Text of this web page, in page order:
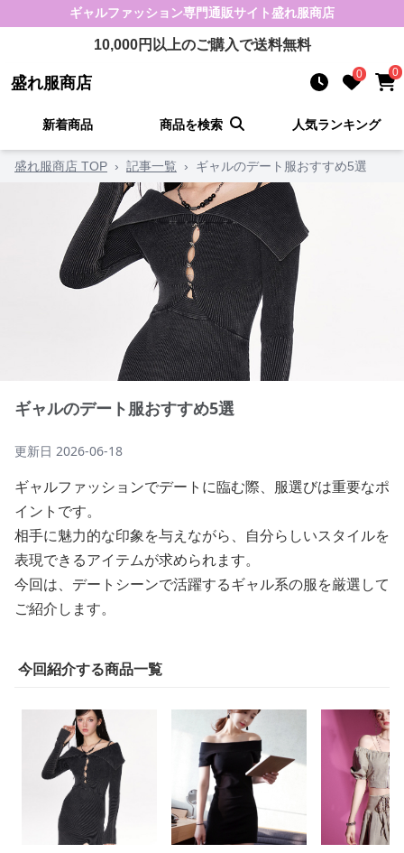
ギャルファッション専門通販サイト盛れ服商店
10,000円以上のご購入で送料無料
盛れ服商店 0 0
新着商品 商品を検索 人気ランキング
盛れ服商店 TOP › 記事一覧 › ギャルのデート服おすすめ5選
ギャルのデート服おすすめ5選
更新日 2026-06-18
ギャルファッションでデートに臨む際、服選びは重要なポ
イントです。
相手に魅力的な印象を与えながら、自分らしいスタイルを
表現できるアイテムが求められます。
今回は、デートシーンで活躍するギャル系の服を厳選して
ご紹介します。
今回紹介する商品一覧